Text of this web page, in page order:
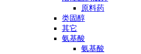
原料药
类固醇
其它
氨基酸
氨基酸